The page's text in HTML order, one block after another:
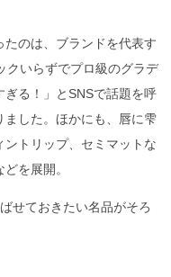
のは、ブランドを代表す
クいらずでプロ級のグラデ
る！」とSNSで話題を呼
した。ほかにも、唇に雫
トリップ、セミマットな
を展開。
せておきたい名品がそろ